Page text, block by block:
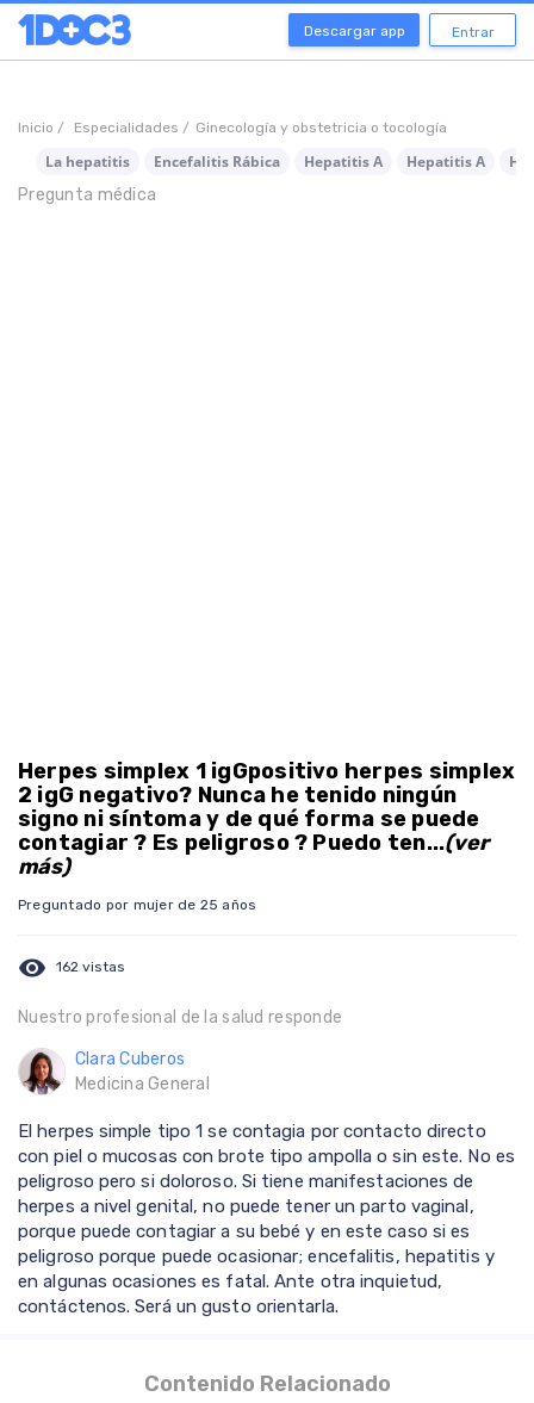
Descargar app Entrar
Inicio / Especialidades / Ginecología y obstetricia o tocología
La hepatitis Encefalitis Rábica Hepatitis A Hepatitis A
Pregunta médica
Herpes simplex 1 igGpositivo herpes simplex
2 igG negativo? Nunca he tenido ningún
signo ni síntoma y de qué forma se puede
contagiar ? Es peligroso ? Puedo ten...(ver
más)
Preguntado por mujer de 25 años
visibility 162 vistas
Nuestro profesional de la salud responde
Clara Cuberos
Medicina General
El herpes simple tipo 1 se contagia por contacto directo
con piel o mucosas con brote tipo ampolla o sin este. No es
peligroso pero si doloroso. Si tiene manifestaciones de
herpes a nivel genital, no puede tener un parto vaginal,
porque puede contagiar a su bebé y en este caso si es
peligroso porque puede ocasionar; encefalitis, hepatitis y
en algunas ocasiones es fatal. Ante otra inquietud,
contáctenos. Será un gusto orientarla.
Contenido Relacionado